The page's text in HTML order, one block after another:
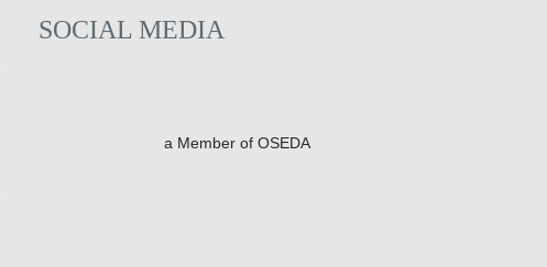
SOCIAL MEDIA
a Member of OSEDA